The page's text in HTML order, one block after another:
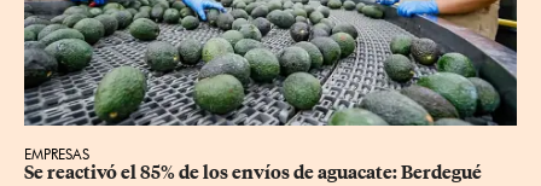
EMPRESAS
Se reactivó el 85% de los envíos de aguacate: Berdegué